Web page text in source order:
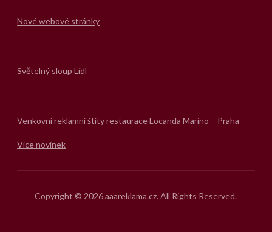
Nové webové stránky
Světelný sloup Lídl
Venkovní reklamní štíty restaurace Locanda Marino – Praha
Více novinek
Copyright © 2026 aaareklama.cz. All Rights Reserved.